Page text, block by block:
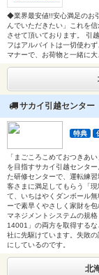
◆業界最安値!!安心満足のお
んでいただきたい」これを
させて頂いております。 引
フはアルバイトは一切使わ
マナーで、お荷物と一緒に
サカイ引越センター
特典
「まごころこめておつきあ
を目指すサカイ引越センタ
た研修センターで、運転練
客さまに満足してもらう「
て、いちはやくダンボール
ーで素早くやさしく家財を
マネジメントシステムの規
14001」の両方を取得する
社に先駆けています。失敗
にしているのです。
北